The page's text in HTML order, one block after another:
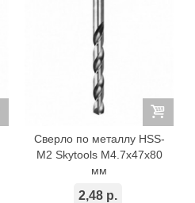
Сверло по металлу HSS-
M2 Skytools М4.7х47х80
мм
2,48 р.